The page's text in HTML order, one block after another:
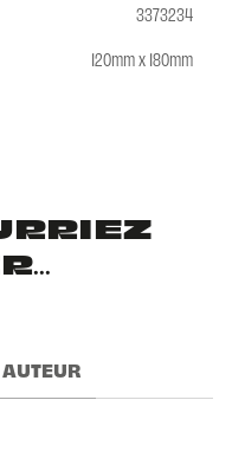
3373234
120mm x 180mm